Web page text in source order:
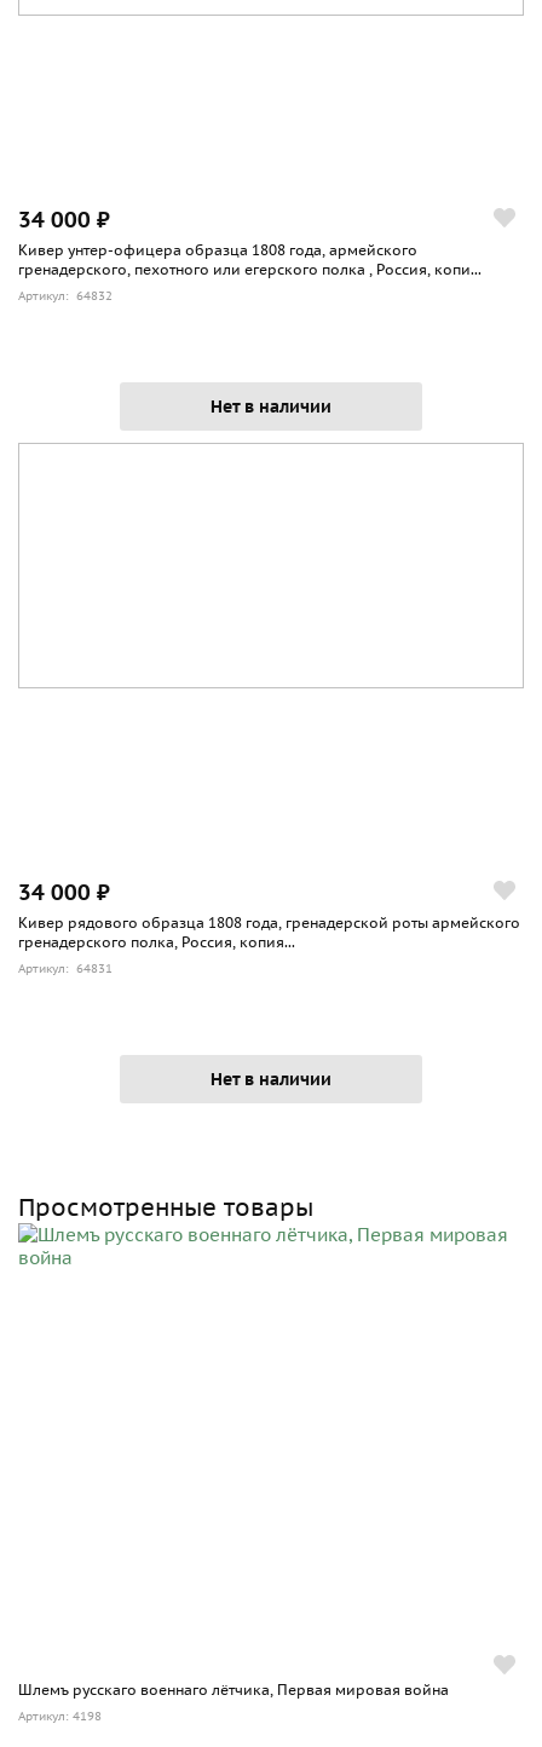
34 000 ₽
Кивер унтер-офицера образца 1808 года, армейского
гренадерского, пехотного или егерского полка , Россия, копи...
Артикул: 64832
Нет в наличии
34 000 ₽
Кивер рядового образца 1808 года, гренадерской роты армейского
гренадерского полка, Россия, копия...
Артикул: 64831
Нет в наличии
Просмотренные товары
Шлемъ русскаго военнаго лётчика, Первая мировая война
Артикул: 4198